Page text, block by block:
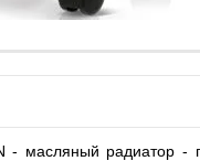
- масляный радиатор